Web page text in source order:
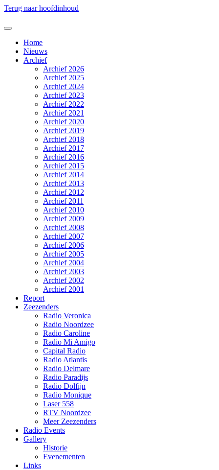
Terug naar hoofdinhoud
Home
Nieuws
Archief
Archief 2026
Archief 2025
Archief 2024
Archief 2023
Archief 2022
Archief 2021
Archief 2020
Archief 2019
Archief 2018
Archief 2017
Archief 2016
Archief 2015
Archief 2014
Archief 2013
Archief 2012
Archief 2011
Archief 2010
Archief 2009
Archief 2008
Archief 2007
Archief 2006
Archief 2005
Archief 2004
Archief 2003
Archief 2002
Archief 2001
Report
Zeezenders
Radio Veronica
Radio Noordzee
Radio Caroline
Radio Mi Amigo
Capital Radio
Radio Atlantis
Radio Delmare
Radio Paradijs
Radio Dolfijn
Radio Monique
Laser 558
RTV Noordzee
Meer Zeezenders
Radio Events
Gallery
Historie
Evenementen
Links